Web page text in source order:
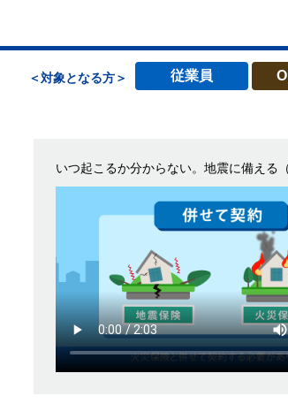
＜対象となる方＞ 従業員
いつ起こるか分からない。地震に備える